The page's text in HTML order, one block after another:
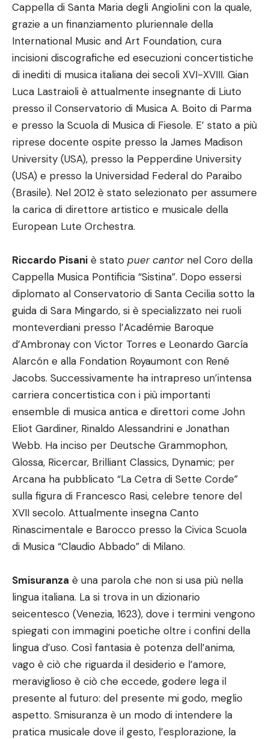
Cappella di Santa Maria degli Angiolini con la quale,
grazie a un finanziamento pluriennale della
International Music and Art Foundation, cura
incisioni discografiche ed esecuzioni concertistiche
di inediti di musica italiana dei secoli XVI-XVIII. Gian
Luca Lastraioli è attualmente insegnante di Liuto
presso il Conservatorio di Musica A. Boito di Parma
e presso la Scuola di Musica di Fiesole. E’ stato a più
riprese docente ospite presso la James Madison
University (USA), presso la Pepperdine University
(USA) e presso la Universidad Federal do Paraibo
(Brasile). Nel 2012 è stato selezionato per assumere
la carica di direttore artistico e musicale della
European Lute Orchestra.
Riccardo Pisani è stato puer cantornel Coro della
Cappella Musica Pontificia “Sistina”. Dopo essersi
diplomato al Conservatorio di Santa Cecilia sotto la
guida di Sara Mingardo, si è specializzato nei ruoli
monteverdiani presso l’Académie Baroque
d’Ambronay con Victor Torres e Leonardo García
Alarcón e alla Fondation Royaumont con René
Jacobs. Successivamente ha intrapreso un’intensa
carriera concertistica con i più importanti
ensemble di musica antica e direttori come John
Eliot Gardiner, Rinaldo Alessandrini e Jonathan
Webb. Ha inciso per Deutsche Grammophon,
Glossa, Ricercar, Brilliant Classics, Dynamic; per
Arcana ha pubblicato “La Cetra di Sette Corde”
sulla figura di Francesco Rasi, celebre tenore del
XVII secolo. Attualmente insegna Canto
Rinascimentale e Barocco presso la Civica Scuola
di Musica “Claudio Abbado” di Milano.
Smisuranza è una parola che non si usa più nella
lingua italiana. La si trova in un dizionario
seicentesco (Venezia, 1623), dove i termini vengono
spiegati con immagini poetiche oltre i confini della
lingua d’uso. Così fantasia è potenza dell’anima,
vago è ciò che riguarda il desiderio e l’amore,
meraviglioso è ciò che eccede, godere lega il
presente al futuro: del presente mi godo, meglio
aspetto. Smisuranza è un modo di intendere la
pratica musicale dove il gesto, l’esplorazione, la